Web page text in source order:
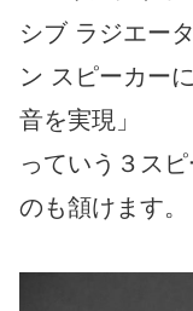
シブ ラジエー
ン スピーカー
音を実現」
っていう３ス
のも頷けます。